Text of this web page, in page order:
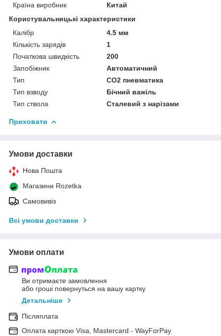
Країна виробник
Китай
Користувальницькі характеристики
Калібр
4.5 мм
Кількість зарядів
1
Початкова швидкість
200
Запобіжник
Автоматичний
Тип
СО2 пневматика
Тип взводу
Бічний важіль
Тип ствола
Сталевий з нарізами
Приховати
Умови доставки
Нова Пошта
Магазини Rozetka
Самовивіз
Всі умови доставки
Умови оплати
Ви отримаєте замовлення
або гроші повернуться на вашу картку
Детальніше
Післяплата
Оплата карткою Visa, Mastercard - WayForPay